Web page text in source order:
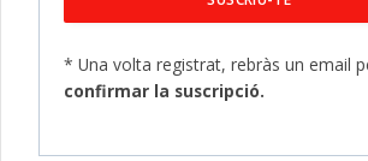
* Una volta registrat, rebràs un email
confirmar la suscripció.